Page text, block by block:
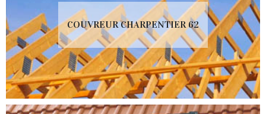
COUVREUR CHARPENTIER 62